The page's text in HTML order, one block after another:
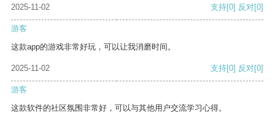
2025-11-02 支持[0] 反对[0]
游客
这款app的游戏非常好玩，可以让我消磨时间。
2025-11-02 支持[0] 反对[0]
游客
这款软件的社区氛围非常好，可以与其他用户交流学习心得。